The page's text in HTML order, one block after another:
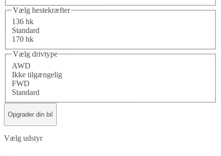
Vælg hestekræfter
136 hk
Standard
170 hk
Vælg drivtype
AWD
Ikke tilgængelig
FWD
Standard
Opgrader din bil
Vælg udstyr